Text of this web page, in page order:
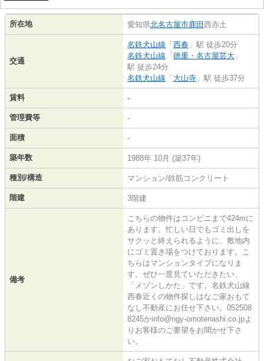
所在地 愛知県北名古屋市鹿田 西赤土
交通
名鉄犬山線 「 西春 」駅 徒歩20分
名鉄犬山線 「 徳重・名古屋芸大 」
駅 徒歩24分
名鉄犬山線 「 大山寺 」駅 徒歩37分
賃料 -
管理費等 -
面積 -
築年数 1988年 10月 (築37年)
種別/構造 マンション/鉄筋コンクリート
階建 3階建
備考
こちらの物件はコンビニまで424mに
あります。忙しい日でもゴミ出しを
サクッと終えられるように、敷地内
にゴミ置き場をつけております。こ
ちらはマンションタイプになりま
す。ぜひ一度見ていただきたい、
「メゾンしかた」です。名鉄犬山線
西春近くの物件探しはなご家おもて
なし不動産にお任せ下さい。052508
8245かinfo@ngy-omotenashi.co.jpよ
りお客様のご要望をお聞かせ下さ
い。